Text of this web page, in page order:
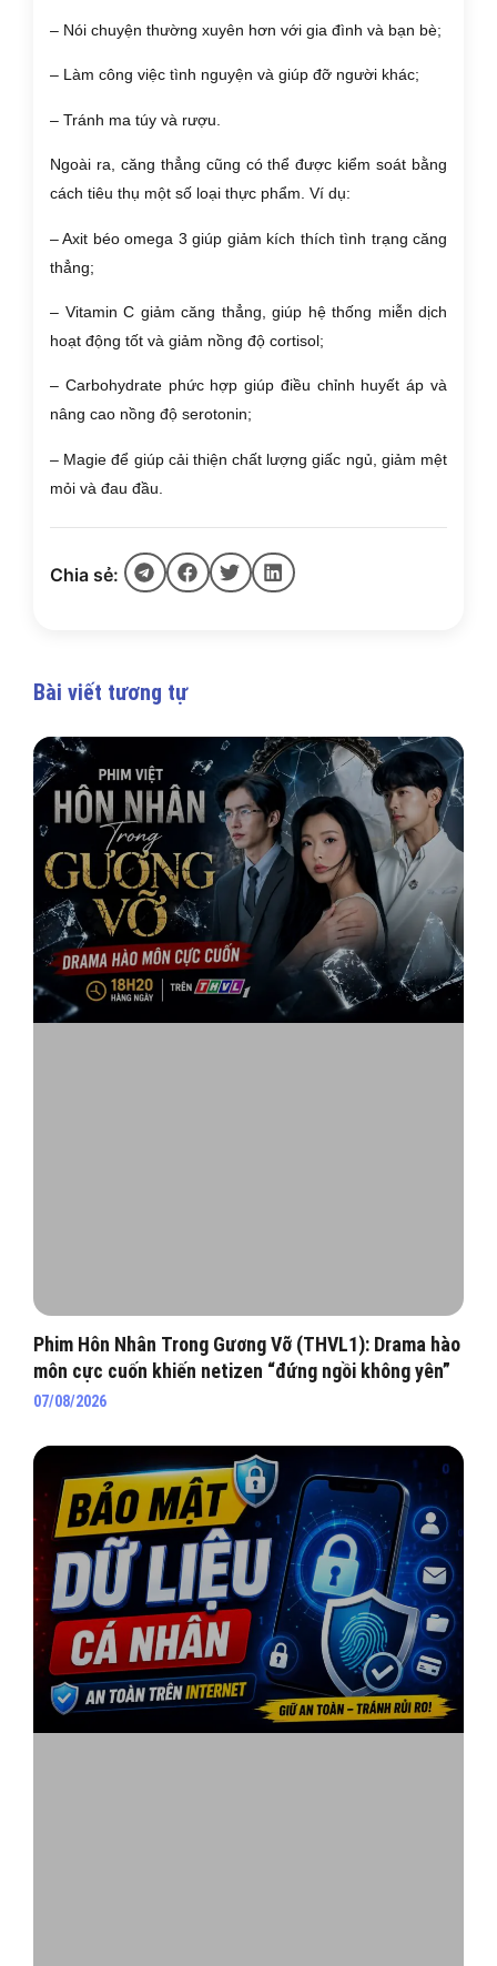
– Nói chuyện thường xuyên hơn với gia đình và bạn bè;
– Làm công việc tình nguyện và giúp đỡ người khác;
– Tránh ma túy và rượu.
Ngoài ra, căng thẳng cũng có thể được kiểm soát bằng
cách tiêu thụ một số loại thực phẩm. Ví dụ:
– Axit béo omega 3 giúp giảm kích thích tình trạng căng
thẳng;
– Vitamin C giảm căng thẳng, giúp hệ thống miễn dịch
hoạt động tốt và giảm nồng độ cortisol;
– Carbohydrate phức hợp giúp điều chỉnh huyết áp và
nâng cao nồng độ serotonin;
– Magie để giúp cải thiện chất lượng giấc ngủ, giảm mệt
mỏi và đau đầu.
Chia sẻ:
Bài viết tương tự
Phim Hôn Nhân Trong Gương Vỡ (THVL1): Drama hào
môn cực cuốn khiến netizen “đứng ngồi không yên”
07/08/2026